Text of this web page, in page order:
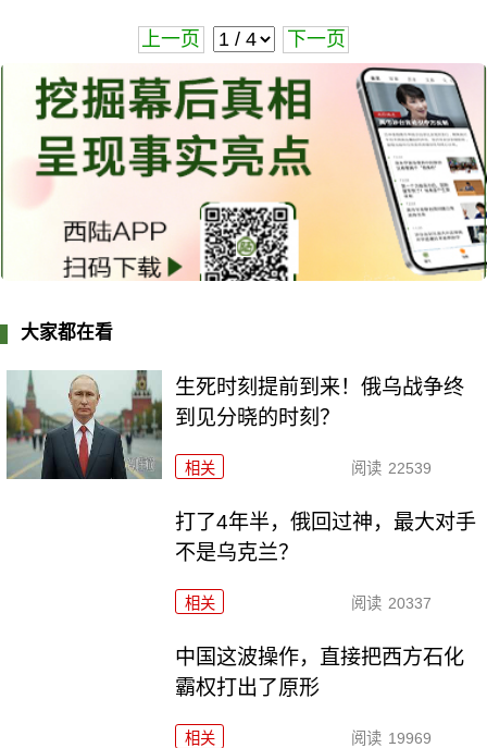
上一页 下一页
大家都在看
生死时刻提前到来！俄乌战争终
到见分晓的时刻？
相关 阅读 22539
打了4年半，俄回过神，最大对手
不是乌克兰？
相关 阅读 20337
中国这波操作，直接把西方石化
霸权打出了原形
相关 阅读 19969